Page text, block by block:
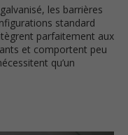
les barrières
standard
parfaitement aux
et comportent peu
qu’un